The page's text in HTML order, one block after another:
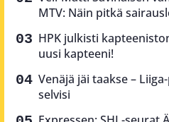
MTV: Näin pitkä
HPK julkisti
uusi kapteeni!
Venäjä jäi taakse –
selvisi